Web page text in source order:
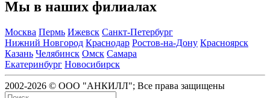
Мы в наших филиалах
Москва Пермь Ижевск Санкт-Петербург
Нижний Новгород Краснодар Ростов-на-Дону Красноярск
Казань Челябинск Омск Самара
Екатеринбург Новосибирск
2002-2026 © ООО "АНКИЛЛ"; Все права защищены